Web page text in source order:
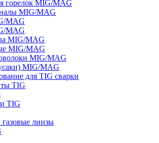
горелок MIG/MAG
MIG/MAG
MAG
MAG
MIG/MAG
MIG/MAG
MIG/MAG
MIG/MAG
для TIG сварки
TIG
TIG
линзы